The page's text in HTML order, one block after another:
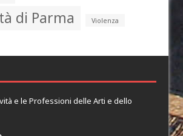
di Parma Violenza
e le Professioni delle Arti e dello